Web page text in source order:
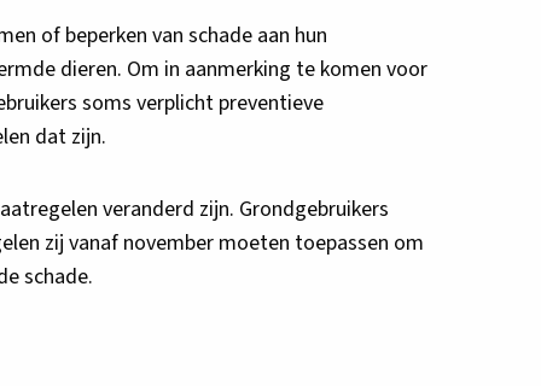
of beperken van schade aan hun
dieren. Om in aanmerking te komen voor
soms verplicht preventieve
dat zijn.
veranderd zijn. Grondgebruikers
zij vanaf november moeten toepassen om
schade.